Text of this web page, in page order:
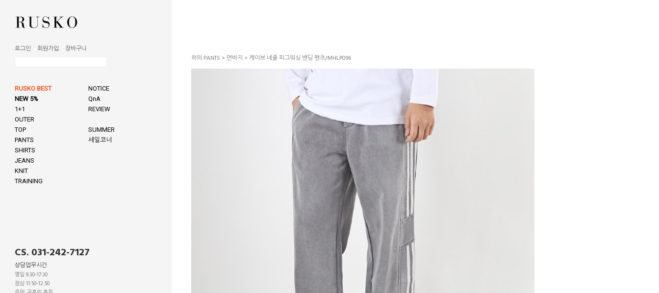
로그인 회원가입 장바구니
RUSKO BEST
NEW 5%
1+1
OUTER
TOP
PANTS
SHIRTS
JEANS
KNIT
TRAINING
NOTICE
QnA
REVIEW
SUMMER
세일코너
CS. 031-242-7127
상담업무시간
평일 9:30-17:30
점심 11:50-12:50
하의 PANTS > 면바지 > 케이브 네줄 피그워싱 밴딩 팬츠/MHLP096